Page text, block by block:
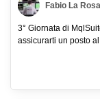
Fabio La Rosa
Pro Trader
3° Giornata di MqlSuite
assicurarti un posto